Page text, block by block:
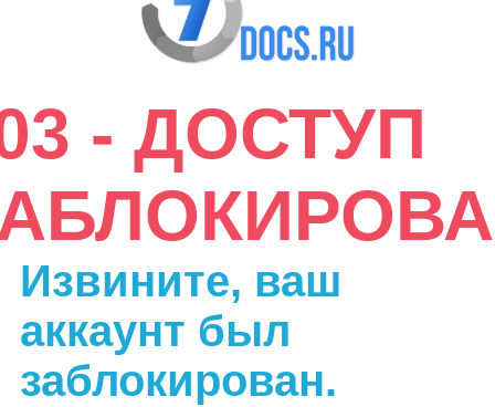
- ДОСТУП
Извините, ваш
аккаунт был
заблокирован.